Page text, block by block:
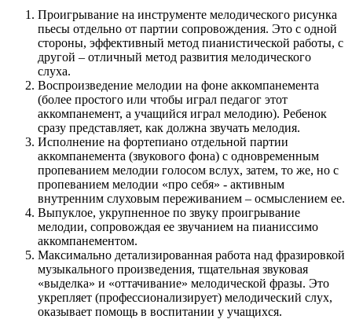
Проигрывание на инструменте мелодического рисунка
пьесы отдельно от партии сопровождения. Это с одной
стороны, эффективный метод пианистической работы, с
другой – отличный метод развития мелодического
слуха.
Воспроизведение мелодии на фоне аккомпанемента
(более простого или чтобы играл педагог этот
аккомпанемент, а учащийся играл мелодию). Ребенок
сразу представляет, как должна звучать мелодия.
Исполнение на фортепиано отдельной партии
аккомпанемента (звукового фона) с одновременным
пропеванием мелодии голосом вслух, затем, то же, но с
пропеванием мелодии «про себя» - активным
внутренним слуховым переживанием – осмыслением ее.
Выпуклое, укрупненное по звуку проигрывание
мелодии, сопровождая ее звучанием на пианиссимо
аккомпанементом.
Максимально детализированная работа над фразировкой
музыкального произведения, тщательная звуковая
«выделка» и «оттачивание» мелодической фразы. Это
укрепляет (профессионализирует) мелодический слух,
оказывает помощь в воспитании у учащихся.